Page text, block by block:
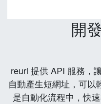
開
reurl 提供 API 服務，
自動產生短網址，可以
是自動化流程中，快